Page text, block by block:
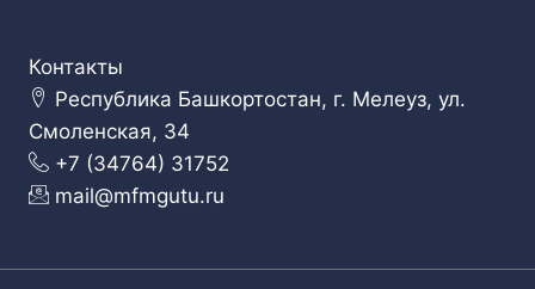
Контакты
Республика Башкортостан, г. Мелеуз, ул.
Смоленская, 34
+7 (34764) 31752
mail@mfmgutu.ru